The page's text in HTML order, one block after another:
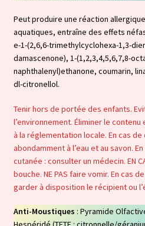
Peut produire une réaction
aquatiques, entraîne des effets
e-1-(2,6,6-trimethylcyclohexa-1,3-
damascenone), 1-(1,2,3,4,5,6,7,8-
naphthalenyl)ethanone, coumarin,
dl-citronellol.
Tenir hors de portée des enfants.
l’environnement. Éliminer le
à la réglementation locale. En cas
abondamment à l’eau et au savon.
cutanée : consulter un médecin. EN
bouche. NE PAS faire vomir. En cas
garder à disposition le récipient ou
Anti-Moustiques : Pyramide